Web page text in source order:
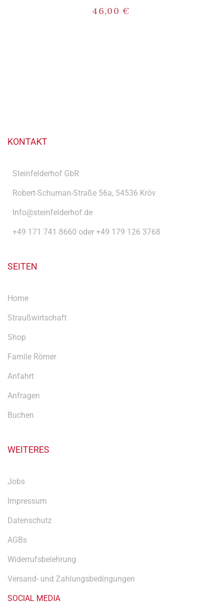
46,00€
KONTAKT
Steinfelderhof GbR
Robert-Schuman-Straße 56a, 54536 Kröv
Info@steinfelderhof.de
+49 171 741 8660 oder +49 179 126 3768
SEITEN
Home
Straußwirtschaft
Shop
Famile Römer
Anfahrt
Anfragen
Buchen
WEITERES
Jobs
Impressum
Datenschutz
AGBs
Widerrufsbelehrung
Versand- und Zahlungsbedingungen
SOCIAL MEDIA